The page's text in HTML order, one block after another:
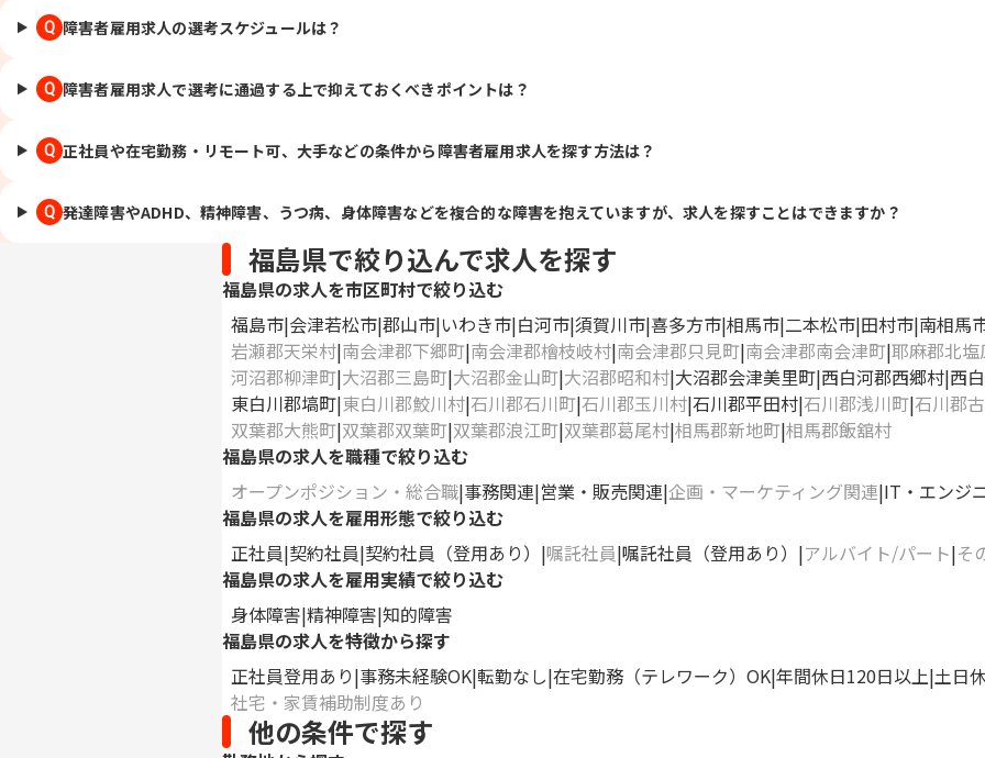
Q 障害者雇用求人の選考スケジュールは？
Q 障害者雇用求人で選考に通過する上で抑えておくべきポイントは？
Q 正社員や在宅勤務・リモート可、大手などの条件から障害者雇用求人を探す方法は？
Q 発達障害やADHD、精神障害、うつ病、身体障害などを複合的な障害を抱えていますが、求人を探すことはできますか？
福島県で絞り込んで求人を探す
福島県の求人を市区町村で絞り込む
福島市 会津若松市 郡山市 いわき市 白河市 須賀川市 喜多方市 相馬市 二本松市 田村市 南相馬
岩瀬郡天栄村 南会津郡下郷町 南会津郡檜枝岐村 南会津郡只見町 南会津郡南会津町 耶麻郡北塩
河沼郡柳津町 大沼郡三島町 大沼郡金山町 大沼郡昭和村 大沼郡会津美里町 西白河郡西郷村 西
東白川郡塙町 東白川郡鮫川村 石川郡石川町 石川郡玉川村 石川郡平田村 石川郡浅川町 石川郡
双葉郡大熊町 双葉郡双葉町 双葉郡浪江町 双葉郡葛尾村 相馬郡新地町 相馬郡飯舘村
福島県の求人を職種で絞り込む
オープンポジション・総合職 事務関連 営業・販売関連 企画・マーケティング関連 IT・エンジ
福島県の求人を雇用形態で絞り込む
正社員 契約社員 契約社員（登用あり） 嘱託社員 嘱託社員（登用あり） アルバイト/パート そ
福島県の求人を雇用実績で絞り込む
身体障害 精神障害 知的障害
福島県の求人を特徴から探す
正社員登用あり 事務未経験OK 転勤なし 在宅勤務（テレワーク）OK 年間休日120日以上 土日
社宅・家賃補助制度あり
他の条件で探す